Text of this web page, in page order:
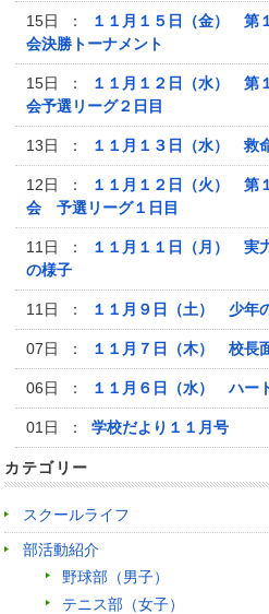
15日 ：
１１月１５日（金） 第
会決勝トーナメント
15日 ：
１１月１２日（水） 第
会予選リーグ２日目
13日 ： １１月１３日（水） 救
12日 ：
１１月１２日（火） 第
会 予選リーグ１日目
11日 ：
１１月１１日（月） 実
の様子
11日 ： １１月９日（土） 少年
07日 ： １１月７日（木） 校長
06日 ： １１月６日（水） ハー
01日 ：学校だより１１月号
カテゴリー
スクールライフ
部活動紹介
野球部（男子）
テニス部（女子）